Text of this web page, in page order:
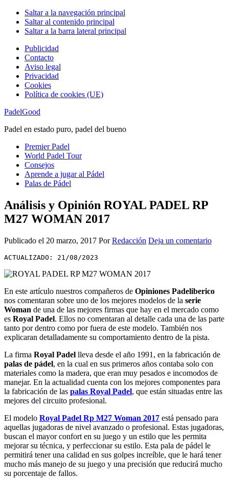
Saltar a la navegación principal
Saltar al contenido principal
Saltar a la barra lateral principal
Publicidad
Contacto
Aviso legal
Privacidad
Cookies
Política de cookies (UE)
PadelGood
Padel en estado puro, padel del bueno
Premier Padel
World Padel Tour
Consejos
Aprende a jugar al Pádel
Palas de Pádel
Análisis y Opinión ROYAL PADEL RP
M27 WOMAN 2017
Publicado el 20 marzo, 2017 PorRedacción Deja un comentario
ACTUALIZADO: 21/08/2023
En este artículo nuestros compañeros de Opiniones Padeliberico
nos comentaran sobre uno de los mejores modelos de la serie
Woman de una de las mejores firmas que hay en el mercado como
es Royal Padel. Ellos no comentaran al detalle cada una de las parte
tanto por dentro como por fuera de este modelo. También nos
explicaran detalladamente su comportamiento dentro de la pista.
La firma Royal Padel lleva desde el año 1991, en la fabricación de
palas de pádel, en la cual en sus primeros años contaba solo con
materiales como la madera, que eran muy pesados e incomodos de
manejar. En la actualidad cuenta con los mejores componentes para
la fabricación de las palas Royal Padel, que están situadas entre las
mejores del circuito profesional.
El modelo Royal Padel Rp M27 Woman 2017 está pensado para
aquellas jugadoras de nivel avanzado o profesional. Estas jugadoras,
buscan el mayor confort en su juego y un estilo que les permita
mejorar su técnica, y perfeccionar su estilo. Esta pala de pádel le
permitirá tener una calidad en sus golpes increíble, que le hará tener
mucho más manejo de su juego y una precisión que reducirá mucho
su porcentaje de fallos.